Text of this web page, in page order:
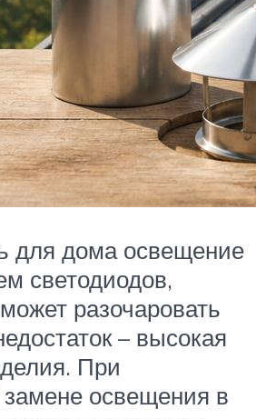
для дома освещение
светодиодов,
разочаровать
– высокая
При
освещения в